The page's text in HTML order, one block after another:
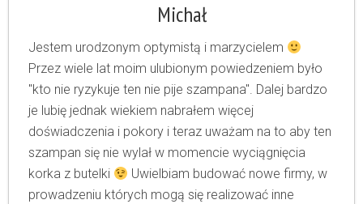
Michał
Jestem urodzonym optymistą i marzycielem
Przez wiele lat moim ulubionym powiedzeniem było
"kto nie ryzykuje ten nie pije szampana". Dalej bardzo
je lubię jednak wiekiem nabrałem więcej
doświadczenia i pokory i teraz uważam na to aby ten
szampan się nie wylał w momencie wyciągnięcia
korka z butelki
Uwielbiam budować nowe firmy, w
prowadzeniu których mogą się realizować inne